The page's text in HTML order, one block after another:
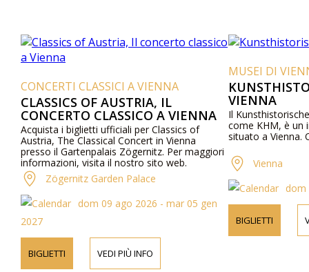
CONCERTI CLASSICI A VIENNA
CLASSICS OF AUSTRIA, IL
CONCERTO CLASSICO A VIENNA
Acquista i biglietti ufficiali per Classics of
Austria, The Classical Concert in Vienna
presso il Gartenpalais Zögernitz. Per maggiori
informazioni, visita il nostro sito web.
Zögernitz Garden Palace
dom 09 ago 2026 - mar 05 gen
2027
BIGLIETTI VEDI PIÙ INFO
MUSEI DI
VIENNA
Il
come KHM, è un
situato a Vienna.
Vienna
dom
BIGLIETTI